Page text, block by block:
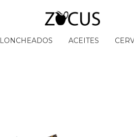
LONCHEADOS ACEITES